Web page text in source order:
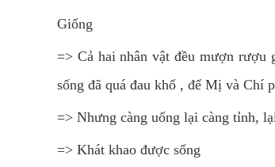
Giống
=> Cả hai nhân vật đều mượn rượu
sống đã quá đau khổ , để Mị và Chí
=> Nhưng càng uống lại càng tỉnh,
=> Khát khao được sống